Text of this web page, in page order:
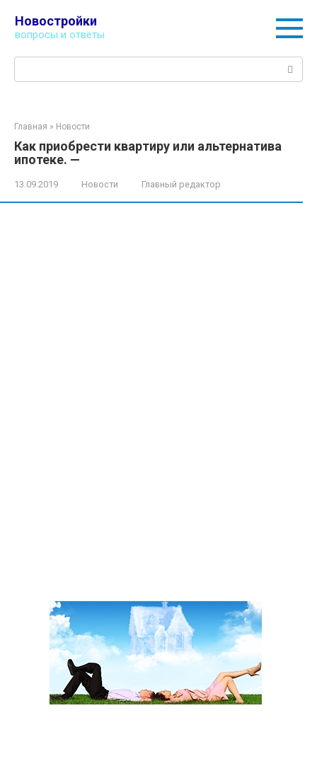
контенту
Новостройки
вопросы и ответы
Главная » Новости
Как приобрести квартиру или альтернатива
ипотеке. —
13.09.2019 Новости Главный редактор